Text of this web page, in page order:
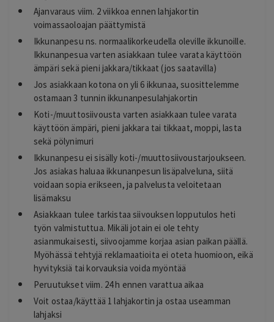
Ajanvaraus viim. 2 viikkoa ennen lahjakortin
voimassaoloajan päättymistä
Ikkunanpesu ns. normaalikorkeudella oleville ikkunoille.
Ikkunanpesua varten asiakkaan tulee varata käyttöön
ämpäri sekä pieni jakkara/tikkaat (jos saatavilla)
Jos asiakkaan kotona on yli 6 ikkunaa, suosittelemme
ostamaan 3 tunnin ikkunanpesulahjakortin
Koti-/muuttosiivousta varten asiakkaan tulee varata
käyttöön ämpäri, pieni jakkara tai tikkaat, moppi, lasta
sekä pölynimuri
Ikkunanpesu ei sisälly koti-/muuttosiivoustarjoukseen.
Jos asiakas haluaa ikkunanpesun lisäpalveluna, siitä
voidaan sopia erikseen, ja palvelusta veloitetaan
lisämaksu
Asiakkaan tulee tarkistaa siivouksen lopputulos heti
työn valmistuttua. Mikäli jotain ei ole tehty
asianmukaisesti, siivoojamme korjaa asian paikan päällä.
Myöhässä tehtyjä reklamaatioita ei oteta huomioon, eikä
hyvityksiä tai korvauksia voida myöntää
Peruutukset viim. 24 h ennen varattua aikaa
Voit ostaa/käyttää 1 lahjakortin ja ostaa useamman
lahjaksi